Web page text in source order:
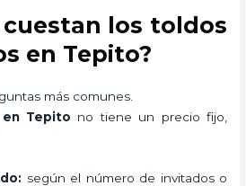
los toldos
en Tepito?
más comunes.
Tepito no tiene un precio fijo,
según el número de invitados o